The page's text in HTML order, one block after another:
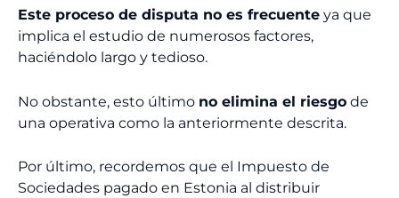
Este proceso de disputa no es frecuente ya que
implica el estudio de numerosos factores,
haciéndolo largo y tedioso.
No obstante, esto último no elimina el riesgo de
una operativa como la anteriormente descrita.
Por último, recordemos que el Impuesto de
Sociedades pagado en Estonia al distribuir